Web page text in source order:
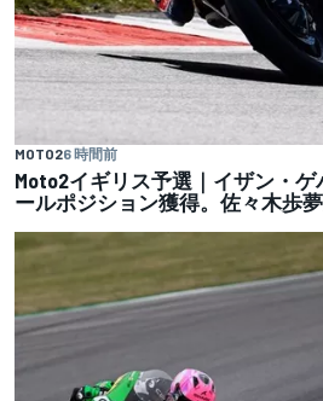
MOTO26 時間前
Moto2イギリス予選｜イザン・
ールポジション獲得。佐々木歩